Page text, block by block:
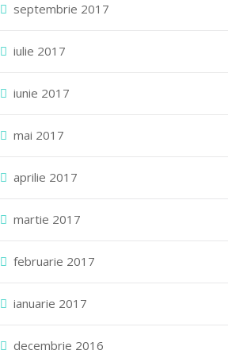
septembrie 2017
iulie 2017
iunie 2017
mai 2017
aprilie 2017
martie 2017
februarie 2017
ianuarie 2017
decembrie 2016